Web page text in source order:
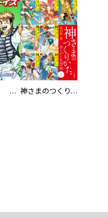
Base Boys 新装版 神さまのつくりかた。スーパー大合本